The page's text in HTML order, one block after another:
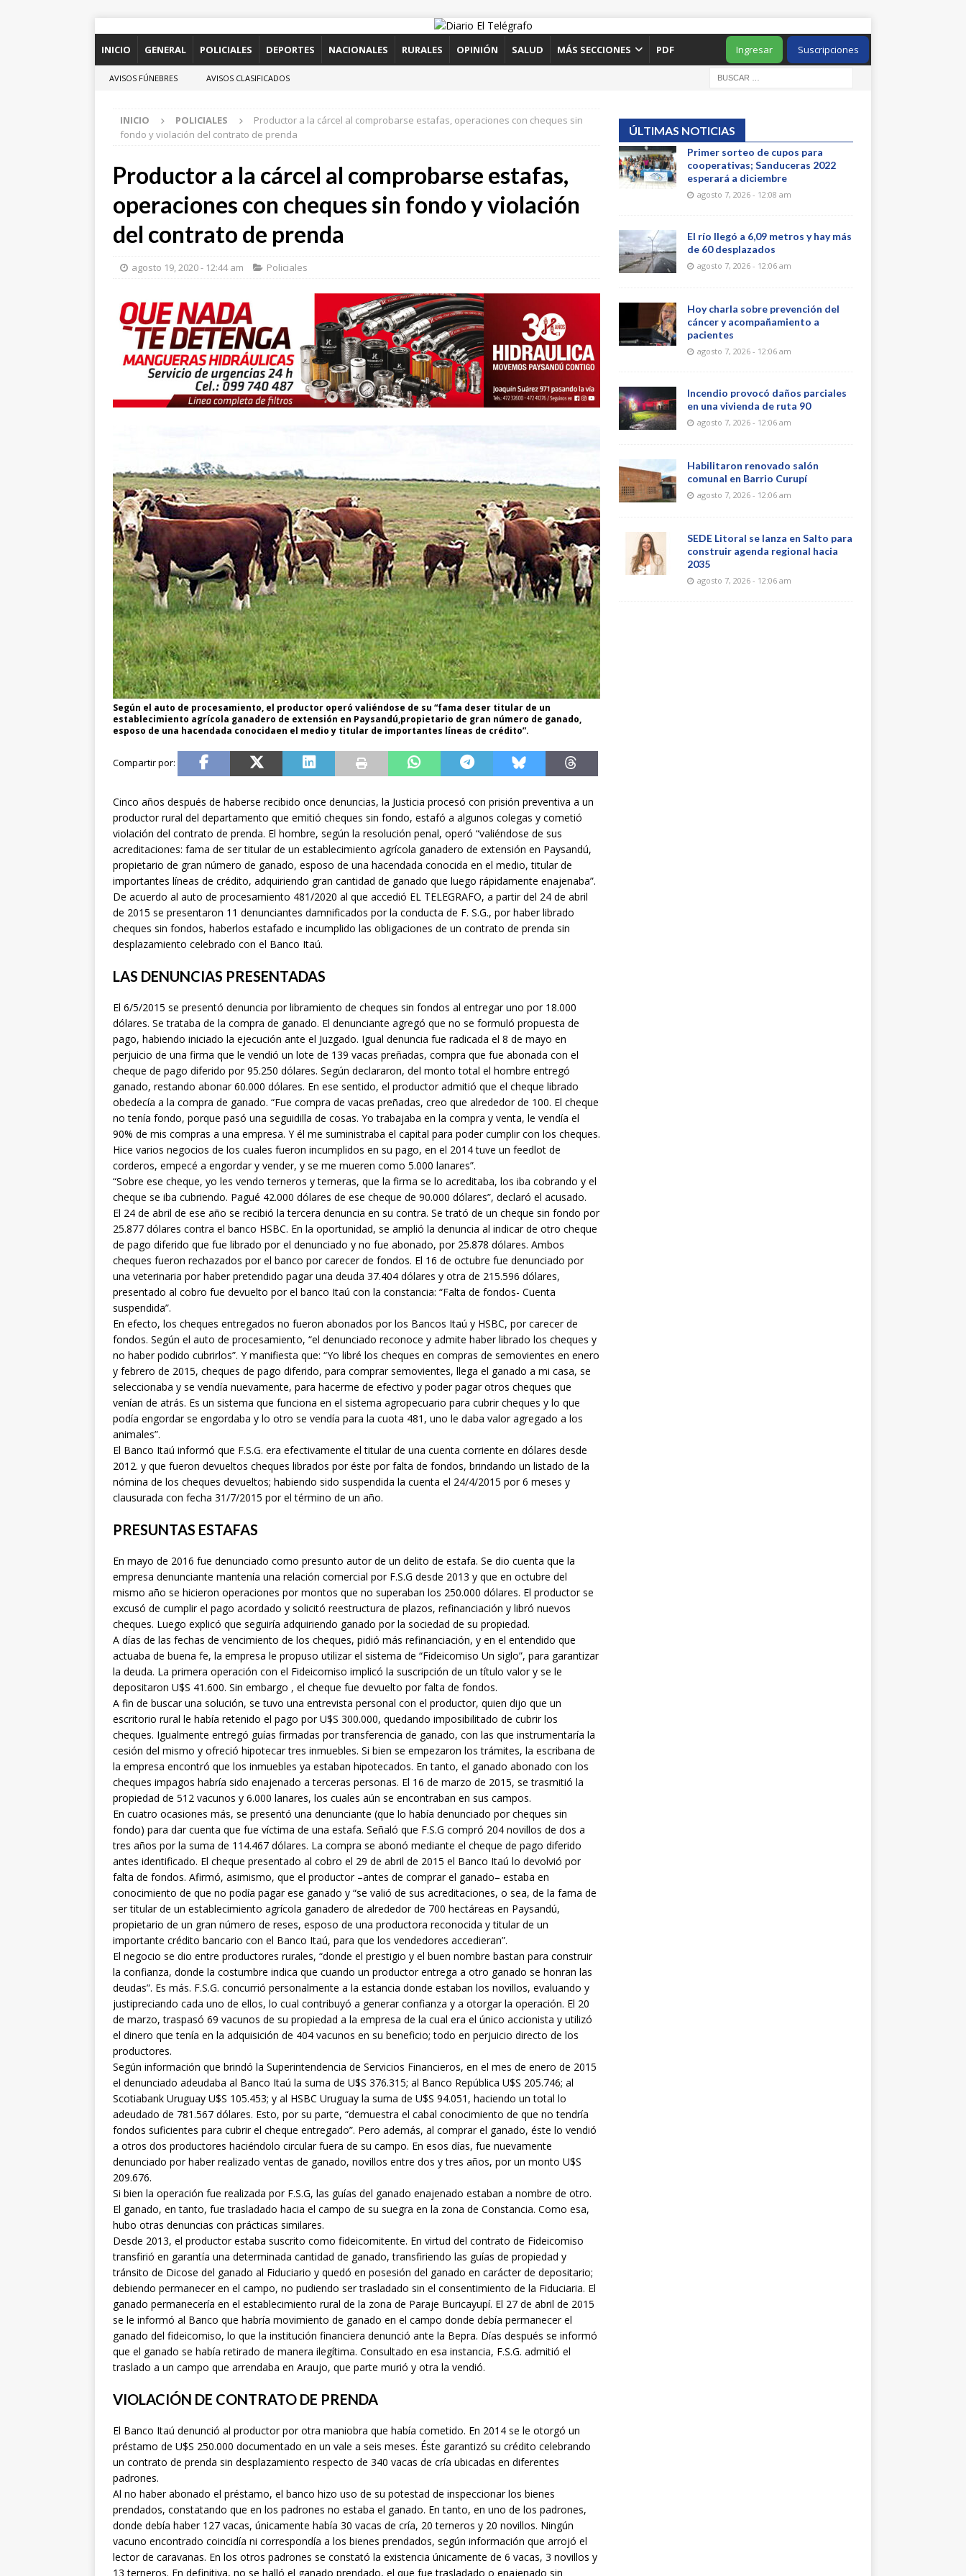
INICIO GENERAL POLICIALES DEPORTES NACIONALES RURALES OPINIÓN SALUD MÁS SECCIONES PDF Suscripciones
Ingresar
AVISOS FÚNEBRES AVISOS CLASIFICADOS
INICIO POLICIALES
Productor a la cárcel al comprobarse estafas, operaciones con cheques sin
fondo y violación del contrato de prenda
Productor a la cárcel al comprobarse estafas,
operaciones con cheques sin fondo y violación
del contrato de prenda
agosto 19, 2020 - 12:44 am Policiales
Según el auto de procesamiento, el productor operó valiéndose de su “fama deser titular de un
establecimiento agrícola ganadero de extensión en Paysandú,propietario de gran número de ganado,
esposo de una hacendada conocidaen el medio y titular de importantes líneas de crédito”.
Cinco años después de haberse recibido once denuncias, la Justicia procesó con prisión preventiva a un
productor rural del departamento que emitió cheques sin fondo, estafó a algunos colegas y cometió
violación del contrato de prenda. El hombre, según la resolución penal, operó “valiéndose de sus
acreditaciones: fama de ser titular de un establecimiento agrícola ganadero de extensión en Paysandú,
propietario de gran número de ganado, esposo de una hacendada conocida en el medio, titular de
importantes líneas de crédito, adquiriendo gran cantidad de ganado que luego rápidamente enajenaba”.
De acuerdo al auto de procesamiento 481/2020 al que accedió EL TELEGRAFO, a partir del 24 de abril
de 2015 se presentaron 11 denunciantes damnificados por la conducta de F. S.G., por haber librado
cheques sin fondos, haberlos estafado e incumplido las obligaciones de un contrato de prenda sin
desplazamiento celebrado con el Banco Itaú.
LAS DENUNCIAS PRESENTADAS
El 6/5/2015 se presentó denuncia por libramiento de cheques sin fondos al entregar uno por 18.000
dólares. Se trataba de la compra de ganado. El denunciante agregó que no se formuló propuesta de
pago, habiendo iniciado la ejecución ante el Juzgado. Igual denuncia fue radicada el 8 de mayo en
perjuicio de una firma que le vendió un lote de 139 vacas preñadas, compra que fue abonada con el
cheque de pago diferido por 95.250 dólares. Según declararon, del monto total el hombre entregó
ganado, restando abonar 60.000 dólares. En ese sentido, el productor admitió que el cheque librado
obedecía a la compra de ganado. “Fue compra de vacas preñadas, creo que alrededor de 100. El cheque
no tenía fondo, porque pasó una seguidilla de cosas. Yo trabajaba en la compra y venta, le vendía el
90% de mis compras a una empresa. Y él me suministraba el capital para poder cumplir con los cheques.
Hice varios negocios de los cuales fueron incumplidos en su pago, en el 2014 tuve un feedlot de
corderos, empecé a engordar y vender, y se me mueren como 5.000 lanares”.
“Sobre ese cheque, yo les vendo terneros y terneras, que la firma se lo acreditaba, los iba cobrando y el
cheque se iba cubriendo. Pagué 42.000 dólares de ese cheque de 90.000 dólares”, declaró el acusado.
El 24 de abril de ese año se recibió la tercera denuncia en su contra. Se trató de un cheque sin fondo por
25.877 dólares contra el banco HSBC. En la oportunidad, se amplió la denuncia al indicar de otro cheque
de pago diferido que fue librado por el denunciado y no fue abonado, por 25.878 dólares. Ambos
cheques fueron rechazados por el banco por carecer de fondos. El 16 de octubre fue denunciado por
una veterinaria por haber pretendido pagar una deuda 37.404 dólares y otra de 215.596 dólares,
presentado al cobro fue devuelto por el banco Itaú con la constancia: “Falta de fondos- Cuenta
suspendida”.
En efecto, los cheques entregados no fueron abonados por los Bancos Itaú y HSBC, por carecer de
fondos. Según el auto de procesamiento, “el denunciado reconoce y admite haber librado los cheques y
no haber podido cubrirlos”. Y manifiesta que: “Yo libré los cheques en compras de semovientes en enero
y febrero de 2015, cheques de pago diferido, para comprar semovientes, llega el ganado a mi casa, se
seleccionaba y se vendía nuevamente, para hacerme de efectivo y poder pagar otros cheques que
venían de atrás. Es un sistema que funciona en el sistema agropecuario para cubrir cheques y lo que
podía engordar se engordaba y lo otro se vendía para la cuota 481, uno le daba valor agregado a los
animales”.
El Banco Itaú informó que F.S.G. era efectivamente el titular de una cuenta corriente en dólares desde
2012. y que fueron devueltos cheques librados por éste por falta de fondos, brindando un listado de la
nómina de los cheques devueltos; habiendo sido suspendida la cuenta el 24/4/2015 por 6 meses y
clausurada con fecha 31/7/2015 por el término de un año.
PRESUNTAS ESTAFAS
En mayo de 2016 fue denunciado como presunto autor de un delito de estafa. Se dio cuenta que la
empresa denunciante mantenía una relación comercial por F.S.G desde 2013 y que en octubre del
mismo año se hicieron operaciones por montos que no superaban los 250.000 dólares. El productor se
excusó de cumplir el pago acordado y solicitó reestructura de plazos, refinanciación y libró nuevos
cheques. Luego explicó que seguiría adquiriendo ganado por la sociedad de su propiedad.
A días de las fechas de vencimiento de los cheques, pidió más refinanciación, y en el entendido que
actuaba de buena fe, la empresa le propuso utilizar el sistema de “Fideicomiso Un siglo”, para garantizar
la deuda. La primera operación con el Fideicomiso implicó la suscripción de un título valor y se le
depositaron U$S 41.600. Sin embargo , el cheque fue devuelto por falta de fondos.
A fin de buscar una solución, se tuvo una entrevista personal con el productor, quien dijo que un
escritorio rural le había retenido el pago por U$S 300.000, quedando imposibilitado de cubrir los
cheques. Igualmente entregó guías firmadas por transferencia de ganado, con las que instrumentaría la
cesión del mismo y ofreció hipotecar tres inmuebles. Si bien se empezaron los trámites, la escribana de
la empresa encontró que los inmuebles ya estaban hipotecados. En tanto, el ganado abonado con los
cheques impagos habría sido enajenado a terceras personas. El 16 de marzo de 2015, se trasmitió la
propiedad de 512 vacunos y 6.000 lanares, los cuales aún se encontraban en sus campos.
En cuatro ocasiones más, se presentó una denunciante (que lo había denunciado por cheques sin
fondo) para dar cuenta que fue víctima de una estafa. Señaló que F.S.G compró 204 novillos de dos a
tres años por la suma de 114.467 dólares. La compra se abonó mediante el cheque de pago diferido
antes identificado. El cheque presentado al cobro el 29 de abril de 2015 el Banco Itaú lo devolvió por
falta de fondos. Afirmó, asimismo, que el productor –antes de comprar el ganado– estaba en
conocimiento de que no podía pagar ese ganado y “se valió de sus acreditaciones, o sea, de la fama de
ser titular de un establecimiento agrícola ganadero de alrededor de 700 hectáreas en Paysandú,
propietario de un gran número de reses, esposo de una productora reconocida y titular de un
importante crédito bancario con el Banco Itaú, para que los vendedores accedieran”.
El negocio se dio entre productores rurales, “donde el prestigio y el buen nombre bastan para construir
la confianza, donde la costumbre indica que cuando un productor entrega a otro ganado se honran las
deudas”. Es más. F.S.G. concurrió personalmente a la estancia donde estaban los novillos, evaluando y
justipreciando cada uno de ellos, lo cual contribuyó a generar confianza y a otorgar la operación. El 20
de marzo, traspasó 69 vacunos de su propiedad a la empresa de la cual era el único accionista y utilizó
el dinero que tenía en la adquisición de 404 vacunos en su beneficio; todo en perjuicio directo de los
productores.
Según información que brindó la Superintendencia de Servicios Financieros, en el mes de enero de 2015
el denunciado adeudaba al Banco Itaú la suma de U$S 376.315; al Banco República U$S 205.746; al
Scotiabank Uruguay U$S 105.453; y al HSBC Uruguay la suma de U$S 94.051, haciendo un total lo
adeudado de 781.567 dólares. Esto, por su parte, “demuestra el cabal conocimiento de que no tendría
fondos suficientes para cubrir el cheque entregado”. Pero además, al comprar el ganado, éste lo vendió
a otros dos productores haciéndolo circular fuera de su campo. En esos días, fue nuevamente
denunciado por haber realizado ventas de ganado, novillos entre dos y tres años, por un monto U$S
209.676.
Si bien la operación fue realizada por F.S.G, las guías del ganado enajenado estaban a nombre de otro.
El ganado, en tanto, fue trasladado hacia el campo de su suegra en la zona de Constancia. Como esa,
hubo otras denuncias con prácticas similares.
Desde 2013, el productor estaba suscrito como fideicomitente. En virtud del contrato de Fideicomiso
transfirió en garantía una determinada cantidad de ganado, transfiriendo las guías de propiedad y
tránsito de Dicose del ganado al Fiduciario y quedó en posesión del ganado en carácter de depositario;
debiendo permanecer en el campo, no pudiendo ser trasladado sin el consentimiento de la Fiduciaria. El
ganado permanecería en el establecimiento rural de la zona de Paraje Buricayupí. El 27 de abril de 2015
se le informó al Banco que habría movimiento de ganado en el campo donde debía permanecer el
ganado del fideicomiso, lo que la institución financiera denunció ante la Bepra. Días después se informó
que el ganado se había retirado de manera ilegítima. Consultado en esa instancia, F.S.G. admitió el
traslado a un campo que arrendaba en Araujo, que parte murió y otra la vendió.
VIOLACIÓN DE CONTRATO DE PRENDA
El Banco Itaú denunció al productor por otra maniobra que había cometido. En 2014 se le otorgó un
préstamo de U$S 250.000 documentado en un vale a seis meses. Éste garantizó su crédito celebrando
un contrato de prenda sin desplazamiento respecto de 340 vacas de cría ubicadas en diferentes
padrones.
Al no haber abonado el préstamo, el banco hizo uso de su potestad de inspeccionar los bienes
prendados, constatando que en los padrones no estaba el ganado. En tanto, en uno de los padrones,
donde debía haber 127 vacas, únicamente había 30 vacas de cría, 20 terneros y 20 novillos. Ningún
vacuno encontrado coincidía ni correspondía a los bienes prendados, según información que arrojó el
lector de caravanas. En los otros padrones se constató la existencia únicamente de 6 vacas, 3 novillos y
13 terneros. En definitiva, no se halló el ganado prendado, el que fue trasladado o enajenado sin
ÚLTIMAS NOTICIAS
Primer sorteo de cupos para
cooperativas; Sanduceras 2022
esperará a diciembre
agosto 7, 2026 - 12:08 am
El río llegó a 6,09 metros y hay más
de 60 desplazados
agosto 7, 2026 - 12:06 am
Hoy charla sobre prevención del
cáncer y acompañamiento a
pacientes
agosto 7, 2026 - 12:06 am
Incendio provocó daños parciales
en una vivienda de ruta 90
agosto 7, 2026 - 12:06 am
Habilitaron renovado salón
comunal en Barrio Curupí
agosto 7, 2026 - 12:06 am
SEDE Litoral se lanza en Salto para
construir agenda regional hacia
2035
agosto 7, 2026 - 12:06 am